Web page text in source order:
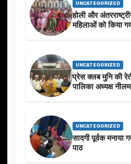
UNCATEGORIZED
होली और
महिलाओं को किया
UNCATEGORIZED
प्रेस क्लब मुनि की
पालिका अध्यक्ष
UNCATEGORIZED
सादगी पूर्वक मनाया
पाठ